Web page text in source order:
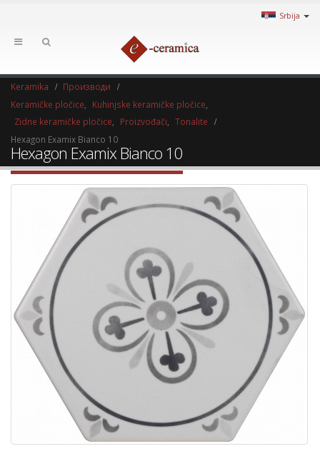
Srbija
Keramika
Производи
Keramičke pločice
Kuhinjske keramičke pločice
Zidne keramičke pločice
Proizvođači
Tonalite
Hexagon Examix Bianco 10
Hexagon Examix Bianco 10